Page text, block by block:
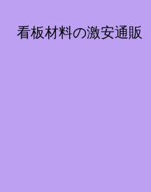
看板材料の激安通販